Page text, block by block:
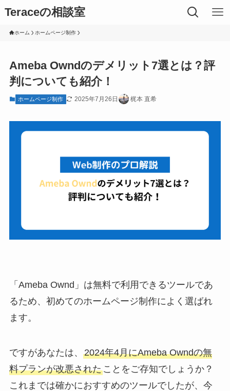
Teraceの相談室
ホーム ホームページ制作
Ameba Owndのデメリット7選とは？評
判についても紹介！
ホームページ制作 2025年7月26日 梶本 直希
「Ameba Ownd」は無料で利用できるツールであ
るため、初めてのホームページ制作によく選ばれ
ます。
ですがあなたは、 2024年4月にAmeba Owndの無
料プランが改悪されたことをご存知でしょうか？
これまでは確かにおすすめのツールでしたが、今